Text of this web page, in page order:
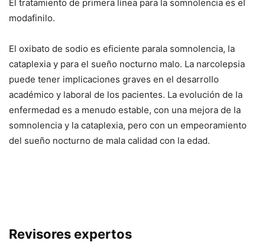
El tratamiento de primera línea para la somnolencia es el
modafinilo.
El oxibato de sodio es eficiente parala somnolencia, la
cataplexia y para el sueño nocturno malo. La narcolepsia
puede tener implicaciones graves en el desarrollo
académico y laboral de los pacientes. La evolución de la
enfermedad es a menudo estable, con una mejora de la
somnolencia y la cataplexia, pero con un empeoramiento
del sueño nocturno de mala calidad con la edad.
Revisores expertos